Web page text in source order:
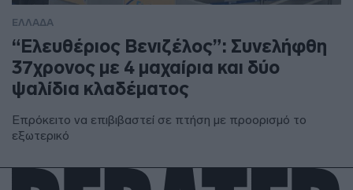
ΕΛΛΑΔΑ
“Ελευθέριος Βενιζέλος”: Συνελήφθη
37χρονος με 4 μαχαίρια και δύο
ψαλίδια κλαδέματος
Επρόκειτο να επιβιβαστεί σε πτήση με προορισμό το
εξωτερικό